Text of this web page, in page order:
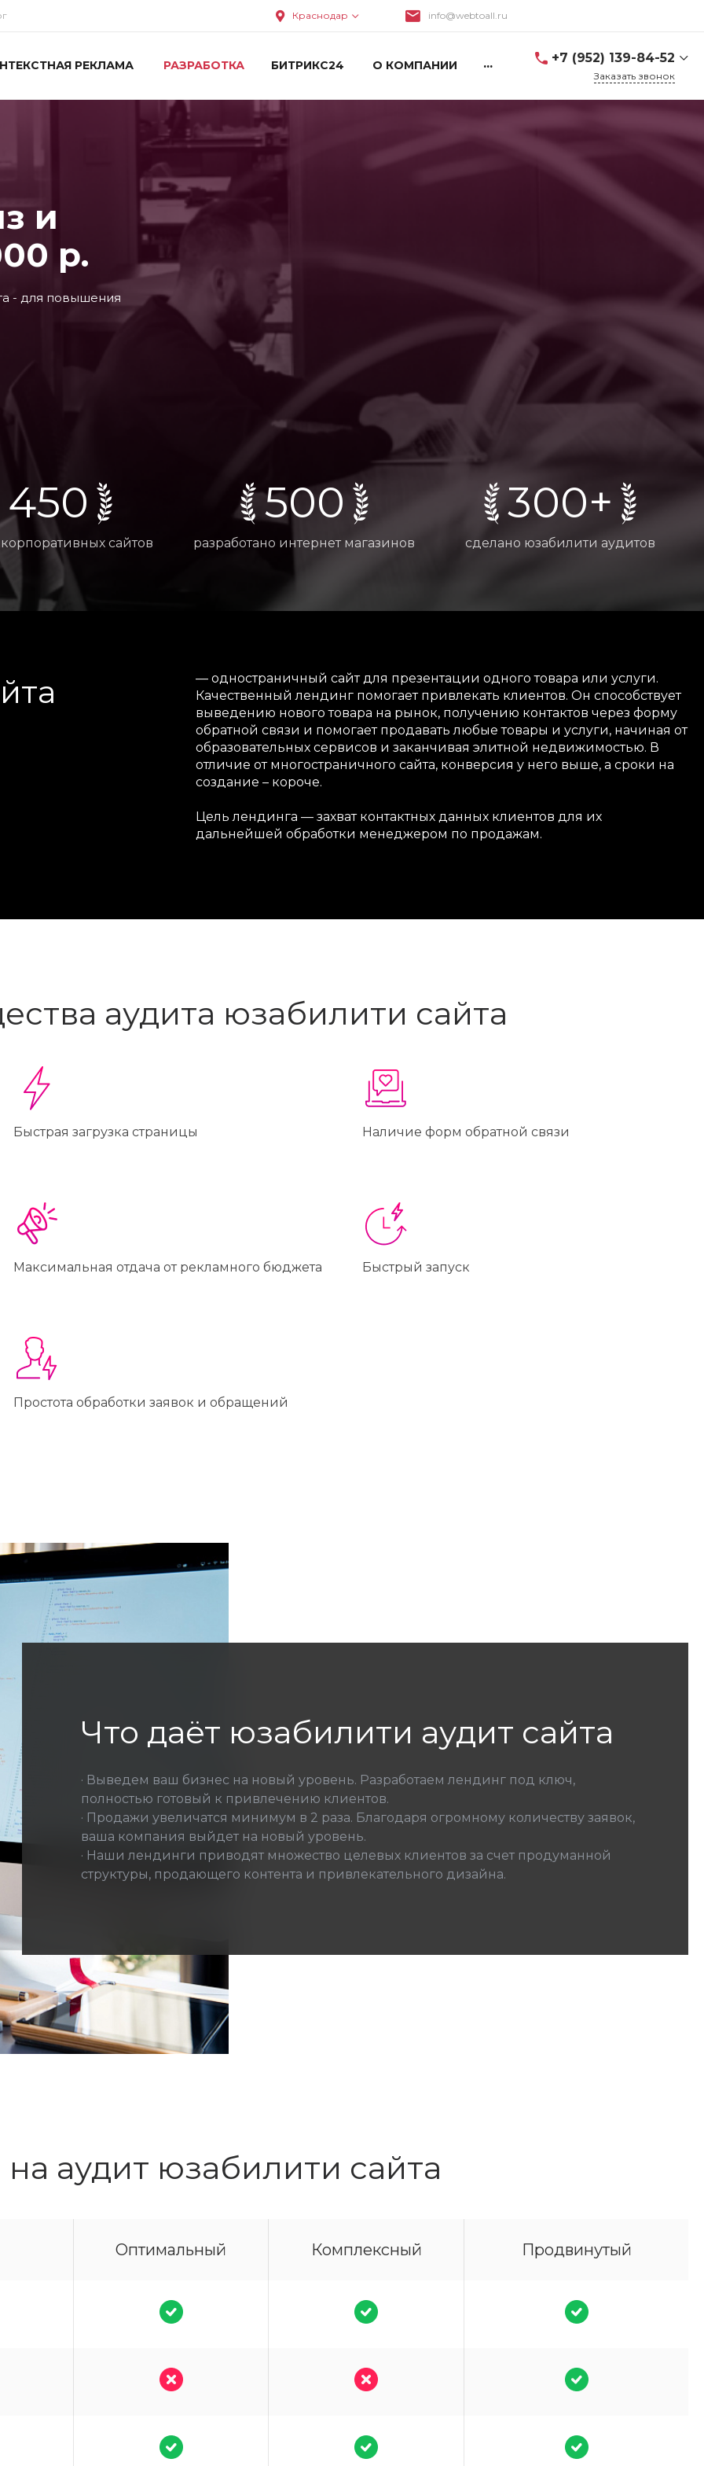
Краснодар info@webtoall.ru
РЕКЛАМА РАЗРАБОТКА БИТРИКС24 О КОМПАНИИ ... +7 (952) 139-84-52
Заказать звонок
и
р.
- для повышения
450
сайтов
500
разработано интернет магазинов
300+
сделано юзабилити аудитов
— одностраничный сайт для презентации одного товара или услуги.
Качественный лендинг помогает привлекать клиентов. Он способствует
выведению нового товара на рынок, получению контактов через форму
обратной связи и помогает продавать любые товары и услуги, начиная от
образовательных сервисов и заканчивая элитной недвижимостью. В
отличие от многостраничного сайта, конверсия у него выше, а сроки на
создание – короче.
Цель лендинга — захват контактных данных клиентов для их
дальнейшей обработки менеджером по продажам.
аудита юзабилити сайта
Быстрая загрузка страницы Наличие форм обратной связи
Максимальная отдача от рекламного бюджета Быстрый запуск
Простота обработки заявок и обращений
Что даёт юзабилити аудит сайта
· Выведем ваш бизнес на новый уровень. Разработаем лендинг под ключ,
полностью готовый к привлечению клиентов.
· Продажи увеличатся минимум в 2 раза. Благодаря огромному количеству заявок,
ваша компания выйдет на новый уровень.
· Наши лендинги приводят множество целевых клиентов за счет продуманной
структуры, продающего контента и привлекательного дизайна.
аудит юзабилити сайта
Оптимальный Комплексный Продвинутый